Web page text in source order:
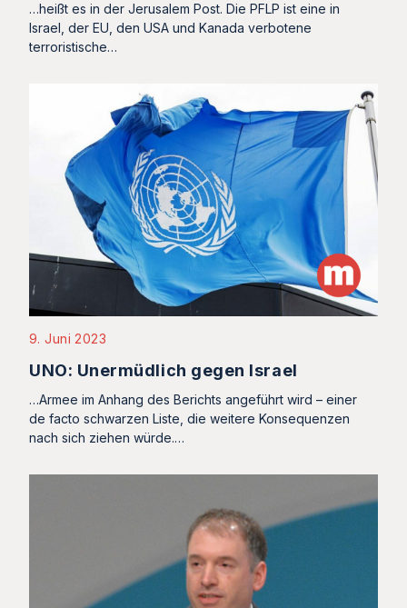
…heißt es in der Jerusalem Post. Die PFLP ist eine in
Israel, der EU, den USA und Kanada verbotene
terroristische…
9. Juni 2023
UNO: Unermüdlich gegen Israel
…Armee im Anhang des Berichts angeführt wird – einer
de facto schwarzen Liste, die weitere Konsequenzen
nach sich ziehen würde.…